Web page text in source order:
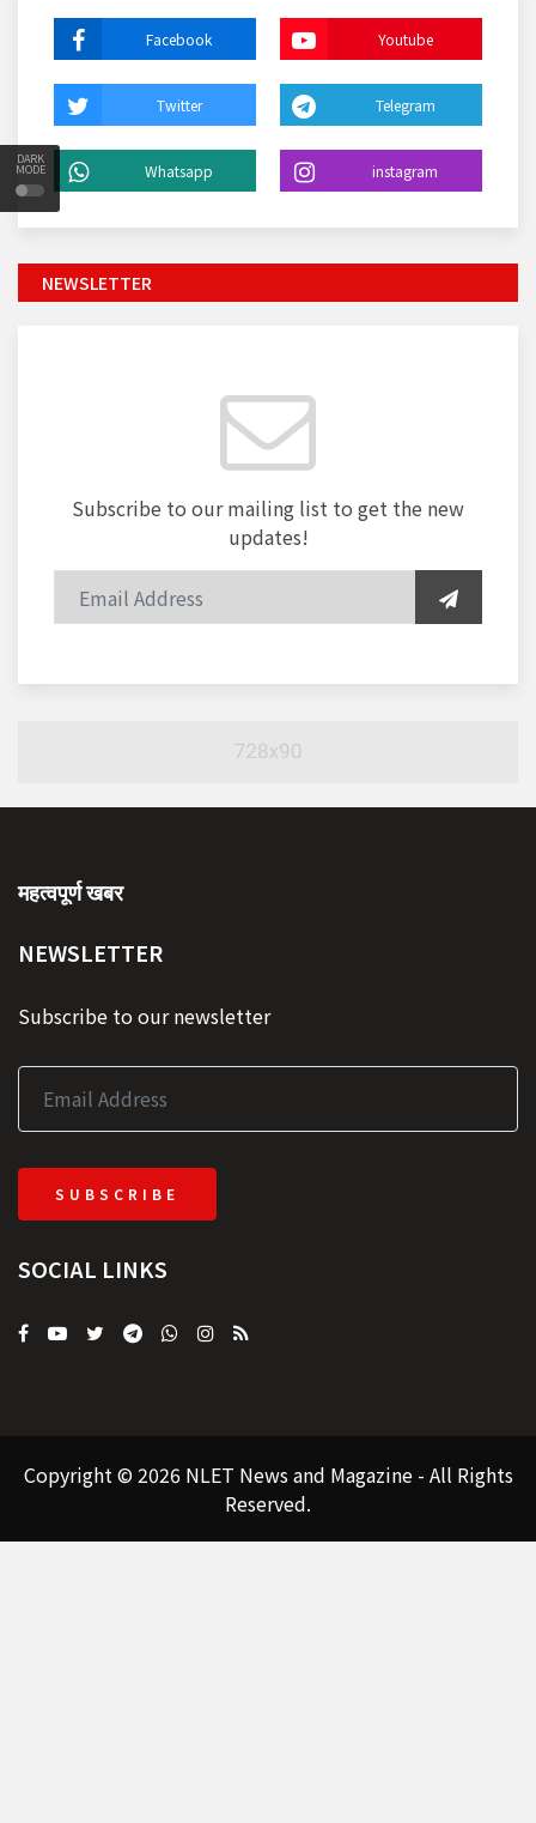
DARK
MODE
Facebook Youtube
Twitter Telegram
Whatsapp instagram
NEWSLETTER
Subscribe to our mailing list to get the new
updates!
महत्वपूर्ण खबर
NEWSLETTER
Subscribe to our newsletter
SUBSCRIBE
SOCIAL LINKS
Copyright © 2026 NLET News and Magazine - All Rights
Reserved.